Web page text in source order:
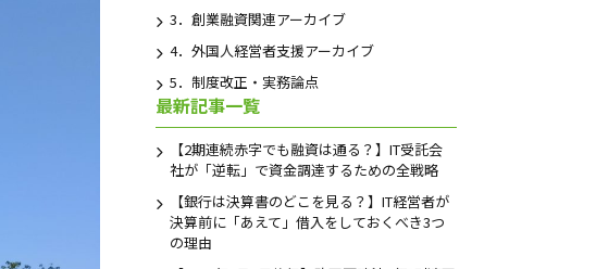
3．創業融資関連アーカイブ
4．外国人経営者支援アーカイブ
5．制度改正・実務論点
最新記事一覧
【2期連続赤字でも融資は通る？】IT受託会
社が「逆転」で資金調達するための全戦略
【銀行は決算書のどこを見る？】IT経営者が
決算前に「あえて」借入をしておくべき3つ
の理由